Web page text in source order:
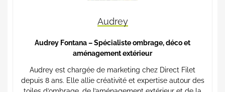
Audrey
Audrey Fontana – Spécialiste ombrage, déco et
aménagement extérieur
Audrey est chargée de marketing chez Direct Filet
depuis 8 ans. Elle allie créativité et expertise autour des